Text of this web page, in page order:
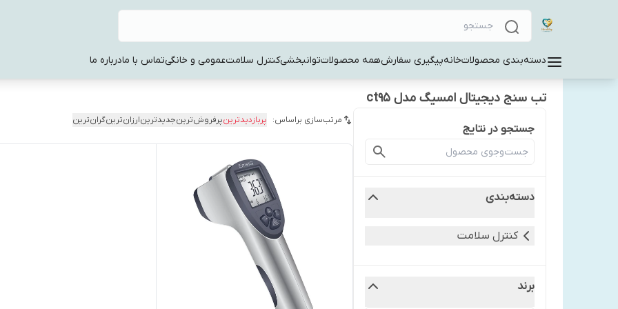
دسته‌بندی محصولاتخانهپیگیری سفارشهمه محصولاتتوانبخشیکنترل سلامتعمومی و خانگیتماس با مادرباره ما
تب سنج دیجیتال امسیگ مدل ct95
جستجو در نتایج
دسته‌بندی
کنترل سلامت
برند
مرتب‌سازی براساس: پربازدیدترینپرفروش‌ترینجدیدترینارزان‌ترینگران‌ترین